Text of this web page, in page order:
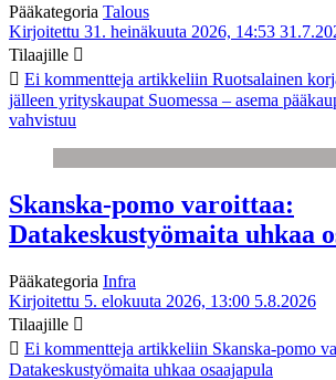
Pääkategoria Talous
Kirjoitettu 31. heinäkuuta 2026, 14:53
Tilaajille
Ei kommentteja artikkeliin Ruotsalainen
jälleen yrityskaupat Suomessa – asema
vahvistuu
Skanska-pomo varoittaa:
Datakeskustyömaita uhkaa
Pääkategoria Infra
Kirjoitettu 5. elokuuta 2026, 13:00 5.8.2026
Tilaajille
Ei kommentteja artikkeliin Skanska-pomo
Datakeskustyömaita uhkaa osaajapula